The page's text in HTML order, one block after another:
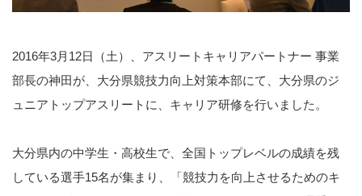
2016年3月12日（土）、アスリートキャリアパートナー 事業
部長の神田が、大分県競技力向上対策本部にて、大分県のジ
ュニアトップアスリートに、キャリア研修を行いました。
大分県内の中学生・高校生で、全国トップレベルの成績を残
している選手15名が集まり、「競技力を向上させるためのキ